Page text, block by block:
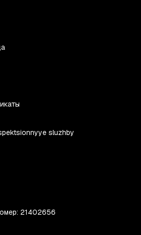
sluzhby
21402656